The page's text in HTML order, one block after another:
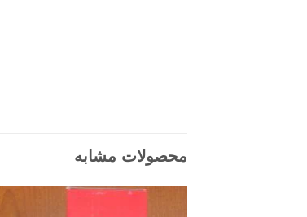
محصولات مشابه